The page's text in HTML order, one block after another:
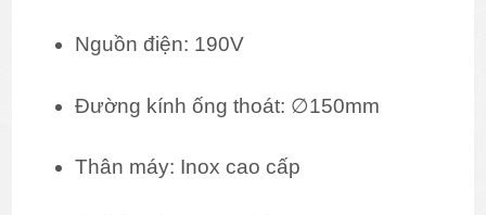
Nguồn điện: 190V
Đường kính ống thoát: ∅150mm
Thân máy: Inox cao cấp